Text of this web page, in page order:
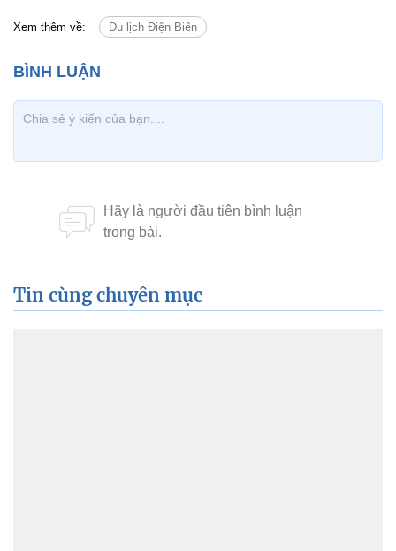
Xem thêm về: Du lịch Điện Biên
Tin cùng chuyên mục